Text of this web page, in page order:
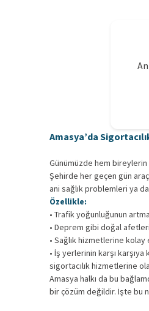
Amasya’da
Günümüzde hem bireylerin
Şehirde her geçen gün
ani sağlık problemleri ya
Özellikle:
• Trafik yoğunluğunun
• Deprem gibi doğal
• Sağlık hizmetlerine
• İş yerlerinin karşı
sigortacılık hizmetlerine
Amasya halkı da bu
bir çözüm değildir. İşte bu